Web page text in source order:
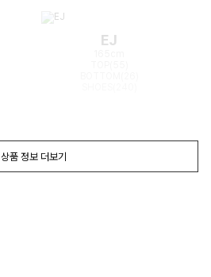
EJ
상품 정보 더보기